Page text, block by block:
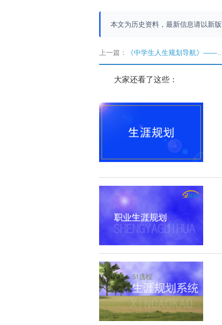
本文为历史资料，最新信息请以新
上一篇： 《中学生人生规划导航》——崔祖瑛著
大家还看了这些：